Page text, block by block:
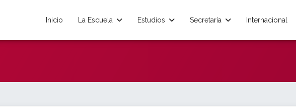
Inicio La Escuela Estudios Secretaría Internacional